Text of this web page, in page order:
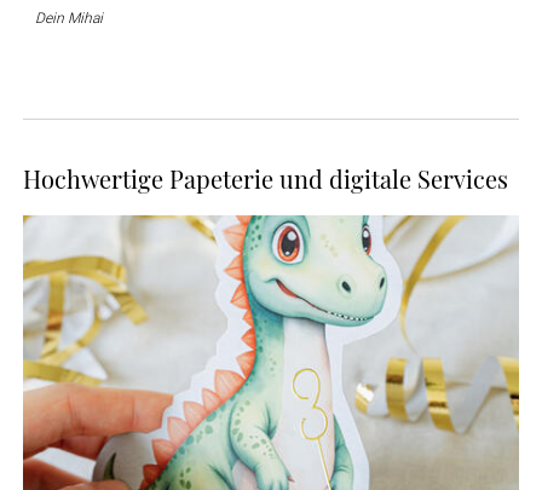
Dein Mihai
Hochwertige Papeterie und digitale Services